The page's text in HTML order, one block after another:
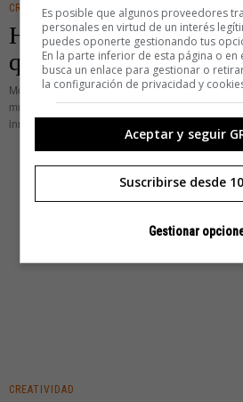
CREATIVIDAD
Houtouwan, el pueblo
que habita la naturaleza
Morir forma parte inherente de la existencia.
muerte es la parte más importante del hecho de
inmortales, nada de lo que hacemos tendría
CREATIVIDAD
Es posible que algunos proveedores
personales en virtud de un interés
puedes oponerte gestionando tus
En la parte inferior de esta página o en
busca un enlace para gestionar o
la configuración de privacidad y
Aceptar y seguir
Suscribirse desde
Gestionar